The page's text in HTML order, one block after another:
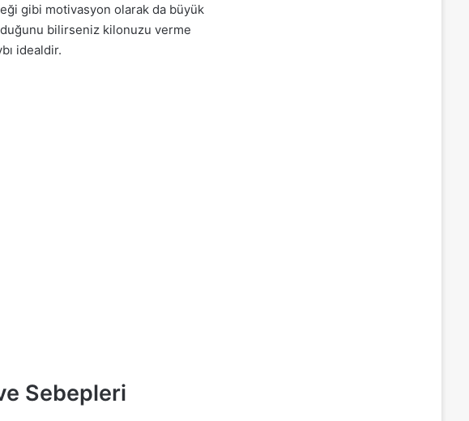
gibi motivasyon olarak da büyük
bilirseniz kilonuzu verme
idealdir.
Sebepleri